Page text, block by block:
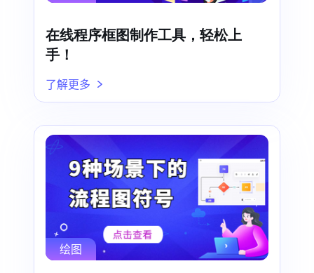
在线程序框图制作工具，轻松上
手！
了解更多
绘图